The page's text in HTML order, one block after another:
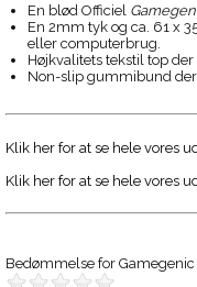
En blød Officiel
En 2mm tyk og ca. 61 x
eller computerbrug.
Højkvalitets tekstil top
Non-slip gummibund
Klik her for at se hele vores
Klik her for at se hele vores
Bedømmelse for